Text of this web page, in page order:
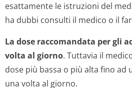
esattamente le istruzioni del
ha dubbi consulti il medico o il
La dose raccomandata per gli
volta al giorno. Tuttavia il
dose più bassa o più alta fino ad
una volta al giorno.